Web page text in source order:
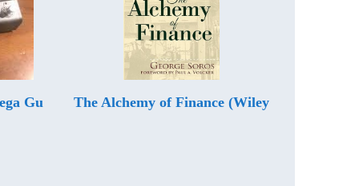
Gu The Alchemy of Finance (Wiley